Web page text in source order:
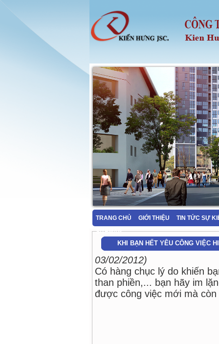
TRANG CHỦ GIỚI THIỆU
TIN TỨC SỰ
SITEMAP
KHI BẠN HẾT YÊU CÔNG VIỆC
03/02/2012)
Có hàng chục lý do khiến
than phiền,... bạn hãy im
được công việc mới mà